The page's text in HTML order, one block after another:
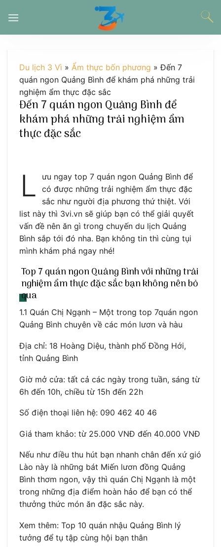
đến
Du lịch 3 Vì » Ẩm thực bốn phương »Đến 7
quán ngon Quảng Bình để khám phá những trải
nghiệm ẩm thực đặc sắc
Đến 7 quán ngon Quảng Bình để
khám phá những trải nghiệm ẩm
thực đặc sắc
L
ưu ngay top 7 quán ngon Quảng Bình để
có được những trải nghiệm ẩm thực đặc
sắc như người địa phương thứ thiệt. Với
list này thì 3vi.vn sẽ giúp bạn có thể giải quyết
vấn đề nên ăn gì trong chuyến du lịch Quảng
Bình sắp tới đó nha. Bạn không tin thì cùng tụi
mình khám phá ngay nhé!
Top 7 quán ngon Quảng Bình với những trải
nghiệm ẩm thực đặc sắc bạn không nên bỏ
qua
1.1 Quán Chị Ngạnh – Một trong top 7quán ngon
Quảng Bình chuyên về các món lươn và hàu
Địa chỉ: 18 Hoàng Diệu, thành phố Đồng Hới,
tỉnh Quảng Bình
Giờ mở cửa: tất cả các ngày trong tuần, sáng từ
6h đến 10h, chiều từ 15h đến 22h
Số điện thoại liên hệ: 090 462 40 46
Giá tham khảo: từ 25.000 VNĐ đến 40.000 VNĐ
Nếu như điều thu hút bạn nhanh chân đến xứ gió
Lào này là những bát Miến lươn đồng Quảng
Bình thơm ngon, vậy thì quán Chị Ngạnh là một
trong những địa điểm hoàn hảo để bạn có thể
thưởng thức món ăn đặc sắc này.
Xem thêm: Top 10 quán nhậu Quảng Bình lý
tưởng để tụ tập cùng hội bạn thân